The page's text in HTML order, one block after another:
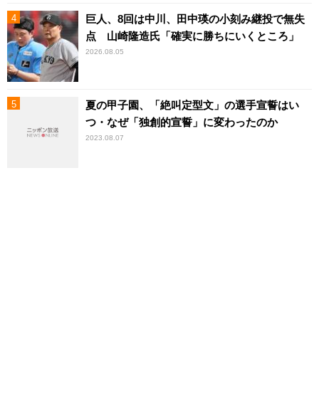
巨人、8回は中川、田中瑛の小刻み継投で無失
点 山崎隆造氏「確実に勝ちにいくところ」
2026.08.05
夏の甲子園、「絶叫定型文」の選手宣誓はい
つ・なぜ「独創的宣誓」に変わったのか
2023.08.07